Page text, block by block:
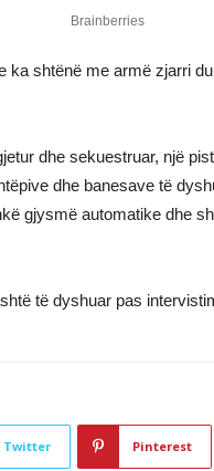
ka shtënë me armë zjarri
dhe sekuestruar, një
dhe banesave të
gjysmë automatike dhe
të dyshuar pas
Twitter Pinterest